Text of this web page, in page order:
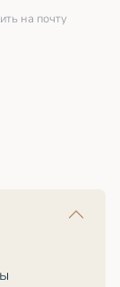
на почту